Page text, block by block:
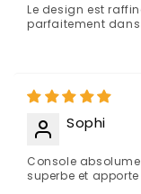
Le design est
parfaitement
Sophi
Console
superbe et